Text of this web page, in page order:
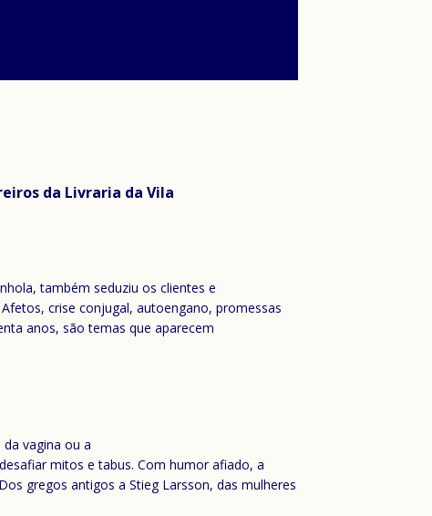
da Livraria da Vila
também seduziu os clientes e
crise conjugal, autoengano, promessas
anos, são temas que aparecem
vagina ou a
mitos e tabus. Com humor afiado, a
gregos antigos a Stieg Larsson, das mulheres